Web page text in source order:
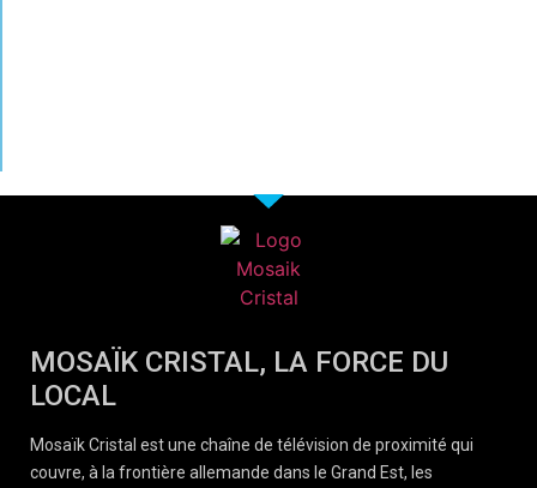
MOSAÏK CRISTAL, LA FORCE DU
LOCAL
Mosaïk Cristal est une chaîne de télévision de proximité qui
couvre, à la frontière allemande dans le Grand Est, les